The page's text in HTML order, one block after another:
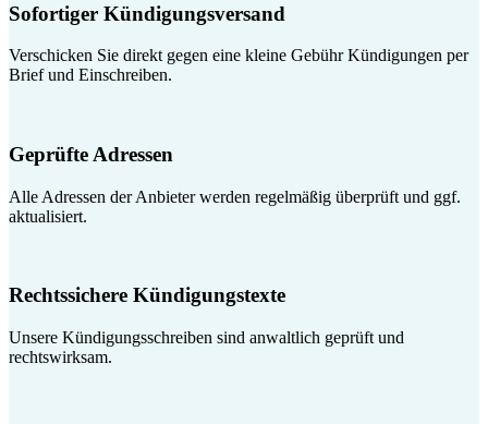
Sofortiger Kündigungsversand
Verschicken Sie direkt gegen eine kleine Gebühr Kündigungen per
Brief und Einschreiben.
Geprüfte Adressen
Alle Adressen der Anbieter werden regelmäßig überprüft und ggf.
aktualisiert.
Rechtssichere Kündigungstexte
Unsere Kündigungsschreiben sind anwaltlich geprüft und
rechtswirksam.